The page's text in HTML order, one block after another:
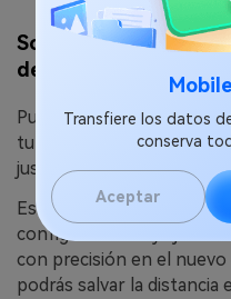
Transfiere los datos
conserva
Aceptar
Solución 4: Restaurar
de seguridad de iCloud
Puedes utilizar iCloud
tu nuevo iPhone 15. De
justo donde lo dejaste.
Este proceso garantiza
configuraciones y ajustes
con precisión en el
podrás salvar la